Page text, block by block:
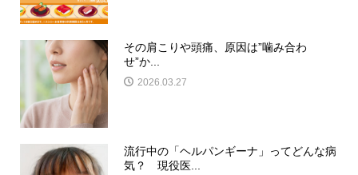
その肩こりや頭痛、原因は”噛み合わ
せ”か...
2026.03.27
流行中の「ヘルパンギーナ」ってどんな病
気？ 現役医...